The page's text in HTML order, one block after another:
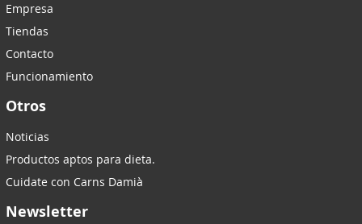
Empresa
Tiendas
Contacto
Funcionamiento
Otros
Noticias
Productos aptos para dieta.
Cuidate con Carns Damià
Newsletter